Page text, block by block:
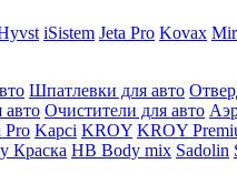
iSistem Jeta Pro Kovax
Шпатлевки для авто
авто Очистители для авто
Pro Kapci KROY KROY
Краска HB Body mix Sadolin